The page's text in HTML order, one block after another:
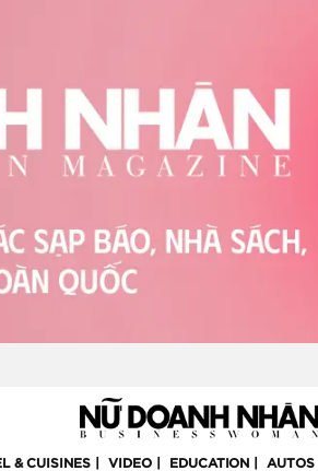
& CUISINES VIDEO EDUCATION AUTOS